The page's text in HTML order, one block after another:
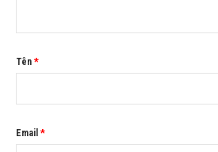
Tên *
Email *